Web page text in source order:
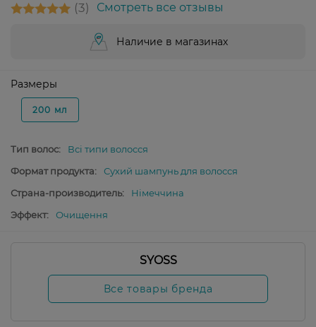
3 Смотреть все отзывы
Наличие в магазинах
Размеры
200 мл
Тип волос:
Всі типи волосся
Формат продукта:
Сухий шампунь для волосся
Страна-производитель:
Німеччина
Эффект:
Очищення
SYOSS
Все товары бренда